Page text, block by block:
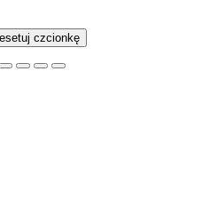
czcionkę